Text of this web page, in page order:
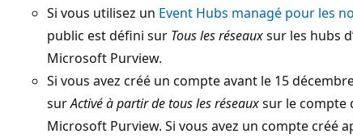
Si vous utilisez un Event Hubs managé pour les
public est défini sur Tous les réseauxsur les hubs
Microsoft Purview.
Si vous avez créé un compte avant le 15
surActivé à partir de tous les réseauxsur le compte
Microsoft Purview. Si vous avez un compte créé